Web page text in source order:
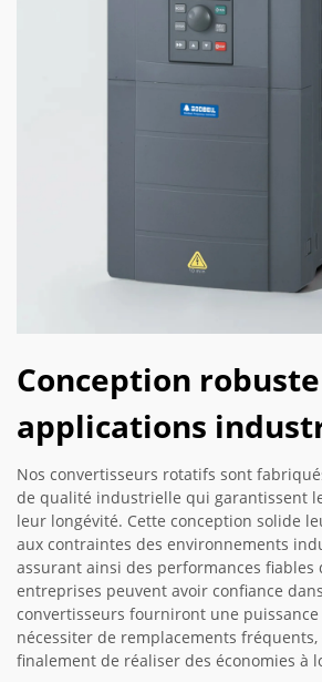
Conception
applications
Nos convertisseurs rotatifs sont
de qualité industrielle qui garantissent
leur longévité. Cette conception solide
aux contraintes des environnements
assurant ainsi des performances fiables
entreprises peuvent avoir confiance
convertisseurs fourniront une puissance
nécessiter de remplacements
finalement de réaliser des économies à